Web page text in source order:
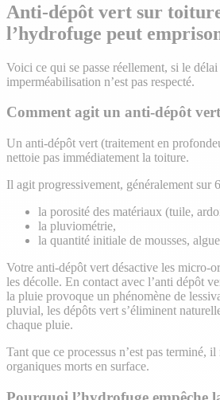
Anti-dépôt vert sur
l’hydrofuge peut
Voici ce qui se passe réellement, si le
imperméabilisation n’est pas respecté.
Comment agit un anti-dépôt
Un anti-dépôt vert (traitement en
nettoie pas immédiatement la toiture.
Il agit progressivement, généralement sur
la porosité des matériaux (tuile,
la pluviométrie,
la quantité initiale de mousses,
Votre anti-dépôt vert désactive les micro-
les décolle. En contact avec l’anti dépôt
la pluie provoque un phénomène de
pluvial, les dépôts vert s’éliminent
chaque pluie.
Tant que ce processus n’est pas terminé, il
organiques morts en surface.